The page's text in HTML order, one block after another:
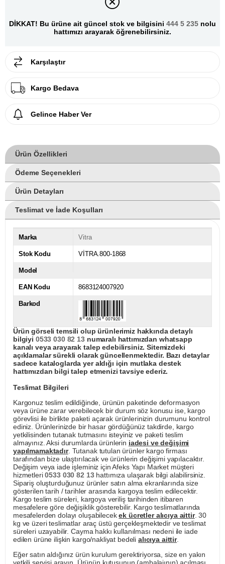
DİKKAT! Bu ürüne ait güncel stok ve bilgisini 444 5 235 nolu
hattımızı arayarak öğrenebilirsiniz.
Karşılaştır
Kargo Bedava
Gelince Haber Ver
Ürün Özellikleri
Ödeme Seçenekleri
Ürün Detayları
Teslimat ve İade Koşulları
Marka Vitra
Stok Kodu VİTRA.800-1868
Model
EAN Kodu 8683124007920
Barkod
Ürün görseli temsili olup ürünlerimiz hakkında detaylı
bilgiyi 0533 030 82 13numaralı hattımızdan whatsapp
kanalı veya arayarak talep edebilirsiniz. Sitemizdeki
açıklamalar sürekli olarak güncellenmektedir. Bazı detaylar
sadece kataloglarda yer aldığı için mutlaka destek
hattımızdan bilgi talep etmenizi tavsiye ederiz.
Teslimat Bilgileri
Kargonuz teslim edildiğinde, ürünün paketinde deformasyon
veya ürüne zarar verebilecek bir durum söz konusu ise, kargo
görevlisi ile birlikte paketi açarak ürünlerinizin durumunu kontrol
ediniz. Ürünlerinizde bir hasar gördüğünüz takdirde, kargo
yetkilisinden tutanak tutmasını isteyiniz ve paketi teslim
almayınız. Aksi durumlarda ürünlerin iadesi ve değişimi
yapılmamaktadır. Tutanak tutulan ürünler kargo firması
tarafından bize ulaştırılacak ve ürünlerin değişimi yapılacaktır.
Değişim veya iade işleminiz için Afeks Yapı Market müşteri
hizmetleri0533 030 82 13hattımıza ulaşarak bilgi alabilirsiniz.
Sipariş oluşturduğunuz ürünler satın alma ekranlarında size
gösterilen tarih / tarihler arasında kargoya teslim edilecektir.
Kargo teslim süreleri, kargoya veriliş tarihinden itibaren
mesafelere göre değişiklik gösterebilir. Kargo teslimatlarında
mesafelerden dolayı oluşabilecekek ücretler alıcıya aittir. 30
kg ve üzeri teslimatlar araç üstü gerçekleşmektedir ve teslimat
süreleri uzayabilir. Cayma hakkı kullanılması nedeni ile iade
edilen ürüne ilişkin kargo/nakliyat bedeli alıcıya aittir.
Eğer satın aldığınız ürün kurulum gerektiriyorsa, size en yakın